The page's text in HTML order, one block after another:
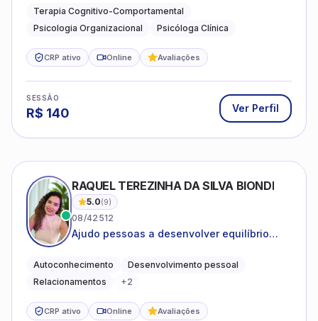
Terapia Cognitivo-Comportamental
Psicologia Organizacional
Psicóloga Clínica
CRP ativo Online Avaliações
SESSÃO
R$ 140 Ver Perfil
RAQUEL TEREZINHA DA SILVA BIONDI
5.0(9)
08/42512
Ajudo pessoas a desenvolver equilíbrio
Autoconhecimento
Desenvolvimento pessoal
Relacionamentos
+2
CRP ativo Online Avaliações